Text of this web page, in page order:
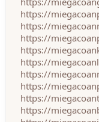
https://
https://
https://
https://
https://
https://
https://
https://
https://